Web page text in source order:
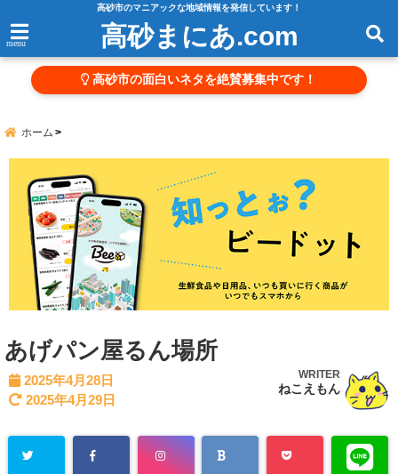
高砂市のマニアックな地域情報を発信しています！
menu 高砂まにあ.com
高砂市の面白いネタを絶賛募集中です！
ホーム
あげパン屋るん場所
2025年4月28日
2025年4月29日
WRITER
ねこえもん